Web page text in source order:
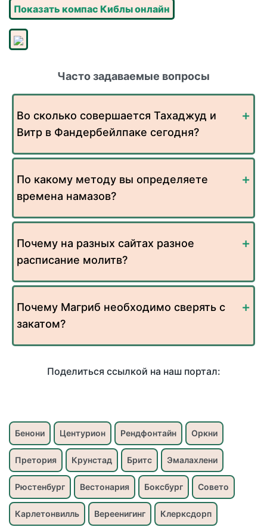
Показать компас Киблы онлайн
Часто задаваемые вопросы
Во сколько совершается Тахаджуд и
Витр в Фандербейлпаке сегодня?
По какому методу вы определяете
времена намазов?
Почему на разных сайтах разное
расписание молитв?
Почему Магриб необходимо сверять с
закатом?
Поделиться ссылкой на наш портал:
Бенони Центурион Рендфонтайн Оркни
Претория Крунстад Бритс Эмалахлени
Рюстенбург Вестонария Боксбург Совето
Карлетонвилль Вереенигинг Клерксдорп